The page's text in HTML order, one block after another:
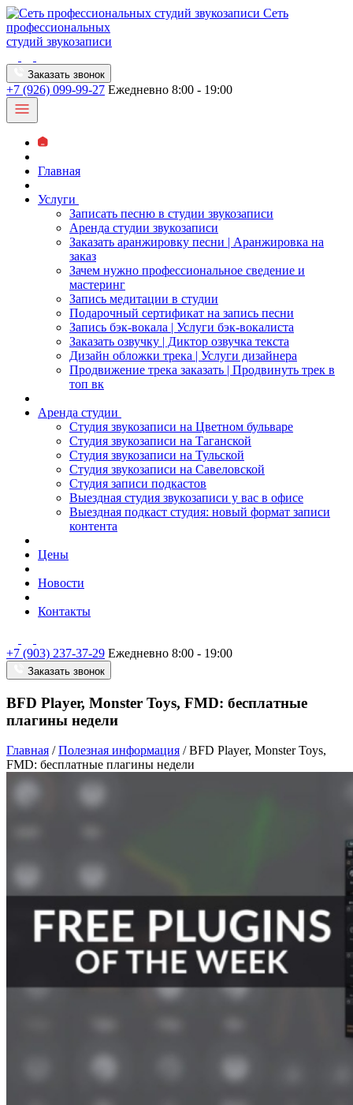
Сеть
профессиональных
студий звукозаписи
Заказать звонок
+7 (926) 099-99-27 Ежедневно 8:00 - 19:00
Главная
Услуги
Записать песню в студии звукозаписи
Аренда студии звукозаписи
Заказать аранжировку песни | Аранжировка на
заказ
Зачем нужно профессиональное сведение и
мастеринг
Запись медитации в студии
Подарочный сертификат на запись песни
Запись бэк-вокала | Услуги бэк-вокалиста
Заказать озвучку | Диктор озвучка текста
Дизайн обложки трека | Услуги дизайнера
Продвижение трека заказать | Продвинуть трек в
топ вк
Аренда студии
Студия звукозаписи на Цветном бульваре
Студия звукозаписи на Таганской
Студия звукозаписи на Тульской
Студия звукозаписи на Савеловской
Студия записи подкастов
Выездная студия звукозаписи у вас в офисе
Выездная подкаст студия: новый формат записи
контента
Цены
Новости
Контакты
+7 (903) 237-37-29 Ежедневно 8:00 - 19:00
Заказать звонок
BFD Player, Monster Toys, FMD: бесплатные
плагины недели
Главная /Полезная информация /BFD Player, Monster Toys,
FMD: бесплатные плагины недели